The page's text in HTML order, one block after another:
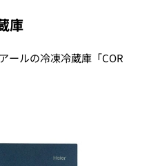
庫
ールの冷凍冷蔵庫「COR